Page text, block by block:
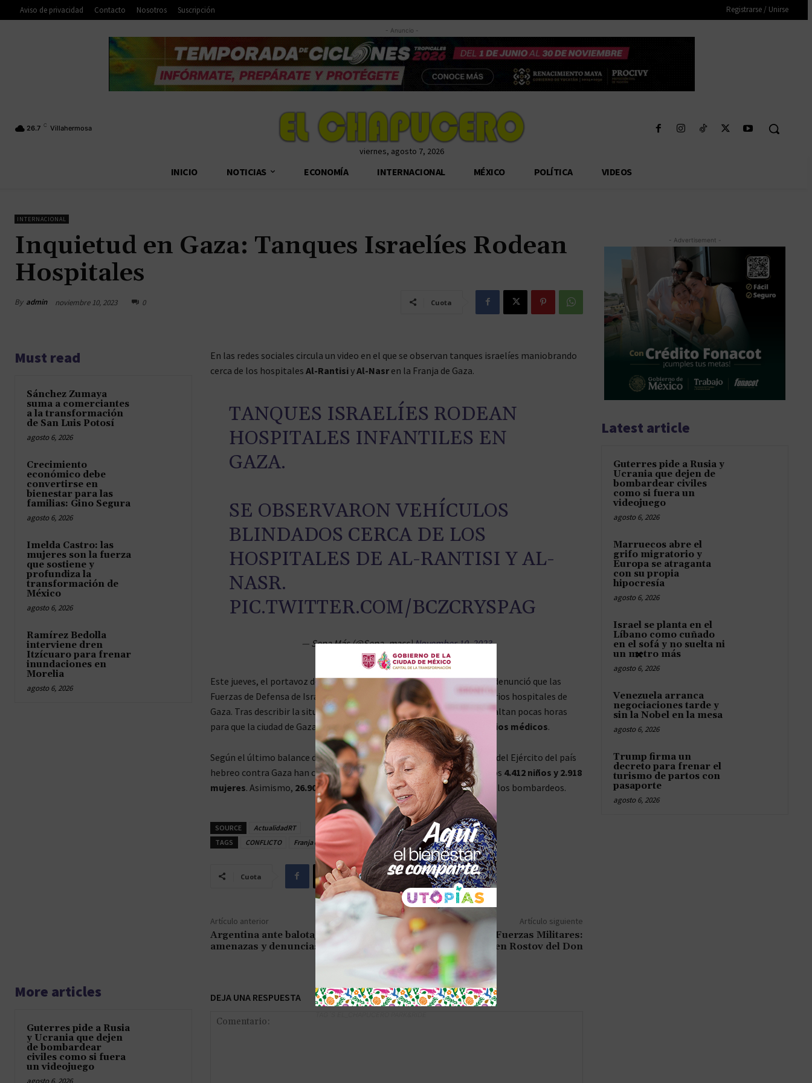
Aviso de privacidad Contacto Nosotros Suscripción Registrarse / Unirse
- Anuncio -
26.7 C Villahermosa
viernes, agosto 7, 2026
INICIO NOTICIAS ECONOMÍA INTERNACIONAL MÉXICO POLÍTICA VIDEOS
INTERNACIONAL
Inquietud en Gaza: Tanques Israelíes Rodean
Hospitales
By admin noviembre 10, 2023 0 Cuota
Must read
Sánchez Zumaya
suma a comerciantes
a la transformación
de San Luis Potosí
agosto 6, 2026
Crecimiento
económico debe
convertirse en
bienestar para las
familias: Gino Segura
agosto 6, 2026
Imelda Castro: las
mujeres son la fuerza
que sostiene y
profundiza la
transformación de
México
agosto 6, 2026
Ramírez Bedolla
interviene dren
Itzícuaro para frenar
inundaciones en
Morelia
agosto 6, 2026
En las redes sociales circula un video en el que se observan tanques israelíes maniobrando
cerca de los hospitales Al-RantisiyAl-Nasren la Franja de Gaza.
TANQUES ISRAELÍES RODEAN
HOSPITALES INFANTILES EN
GAZA.
SE OBSERVARON VEHÍCULOS
BLINDADOS CERCA DE LOS
HOSPITALES DE AL-RANTISI Y AL-
NASR.
PIC.TWITTER.COM/BCZCRYSPAG
— Sepa Más (@Sepa_mass)November 10, 2023
Este jueves, el portavoz del Ministerio de Salud del enclave palestino denunció que las
Fuerzas de Defensa de Israel lanzaron ataques simultáneos contra varios hospitales de
Gaza. Tras describir la situación de «desastre«, el vocero señaló que faltan pocas horas
para que la ciudad de Gaza y el norte de la Franjase queden sin servicios médicos.
Según el último balance de Ministerio de Salud palestino, los ataques del Ejército del país
hebreo contra Gaza han causado ya10.812 víctimas mortales, incluidos 4.412 niños y 2.918
mujeres. Asimismo, 26.905personas han resultado heridas a causa de los bombardeos.
SOURCE
ActualidadRT
TAGS
CONFLICTO Franja de Gaza hospitales Al-Rantisi ISRAEL
Cuota
Artículo anterior
Argentina ante balotaje marcado por
amenazas y denuncias falsas
Artículo siguiente
Putin Fortalece Fuerzas Militares:
Visita Histórica en Rostov del Don
More articles
Guterres pide a Rusia
y Ucrania que dejen
de bombardear
civiles como si fuera
un videojuego
agosto 6, 2026
DEJA UNA RESPUESTA
- Advertisement -
Latest article
Guterres pide a Rusia y
Ucrania que dejen de
bombardear civiles
como si fuera un
videojuego
agosto 6, 2026
Marruecos abre el
grifo migratorio y
Europa se atraganta
con su propia
hipocresía
agosto 6, 2026
Israel se planta en el
Líbano como cuñado
en el sofá y no suelta ni
un metro más
agosto 6, 2026
Venezuela arranca
negociaciones tarde y
sin la Nobel en la mesa
agosto 6, 2026
Trump firma un
decreto para frenar el
turismo de partos con
pasaporte
agosto 6, 2026
×